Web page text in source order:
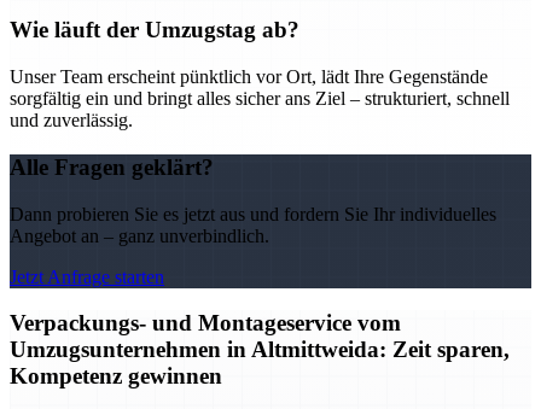
Wie läuft der Umzugstag ab?
Unser Team erscheint pünktlich vor Ort, lädt Ihre Gegenstände
sorgfältig ein und bringt alles sicher ans Ziel – strukturiert, schnell
und zuverlässig.
Alle Fragen geklärt?
Dann probieren Sie es jetzt aus und fordern Sie Ihr individuelles
Angebot an – ganz unverbindlich.
Jetzt Anfrage starten
Verpackungs- und Montageservice vom
Umzugsunternehmen in Altmittweida: Zeit sparen,
Kompetenz gewinnen